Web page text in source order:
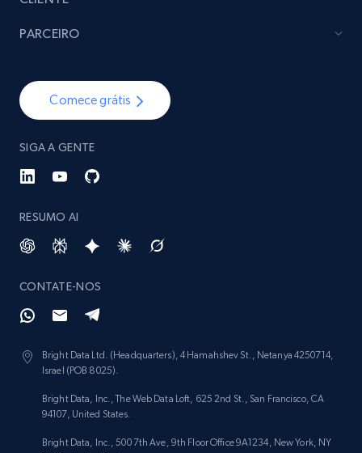
Comece grátis
SIGA A GENTE
RESUMO AI
CONTATE-NOS
Bright Data Ltd. (Headquarters), 4 Hamahshev St., Netanya 4250714,
Israel (POB 8025).
Bright Data, Inc., The Web Data Loft, 625 2nd St., San Francisco, CA
94107, United States.
Bright Data, Inc., 500 7th Ave, 9th Floor Office 9A1234, New York, NY
PARCEIRO